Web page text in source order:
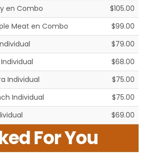
en Combo
$105.00
Meat en Combo
$99.00
$79.00
$68.00
Individual
$75.00
Individual
$75.00
$69.00
For You